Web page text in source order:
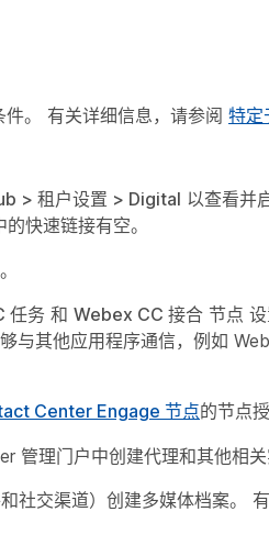
。 有关详细信息，请参阅 特定
> 租户设置 > Digital 以查看并
快速链接有空。
任务 和 Webex CC 接合 节点
与其他应用程序通信，例如
Center Engage 节点的节点授
理门户中创建代理和其他相关
社交渠道）创建多媒体档案。